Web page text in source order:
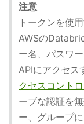
注意
トークンを使
AWSの
ー名、パスワ
APIにアクセス
クセスコント
ーブな認証を
ー、グループ